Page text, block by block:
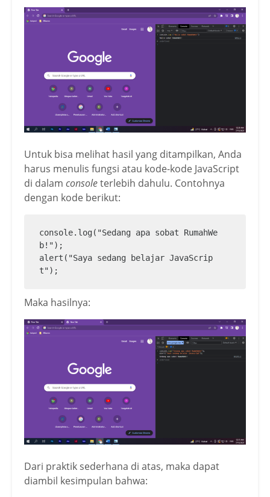
Untuk bisa melihat hasil yang ditampilkan, Anda
harus menulis fungsi atau kode-kode JavaScript
di dalam consoleterlebih dahulu. Contohnya
dengan kode berikut:
console.log("Sedang apa sobat RumahWe
b!");
alert("Saya sedang belajar JavaScrip
t");
Maka hasilnya:
Dari praktik sederhana di atas, maka dapat
diambil kesimpulan bahwa: